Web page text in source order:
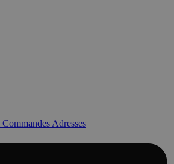
Commandes Adresses